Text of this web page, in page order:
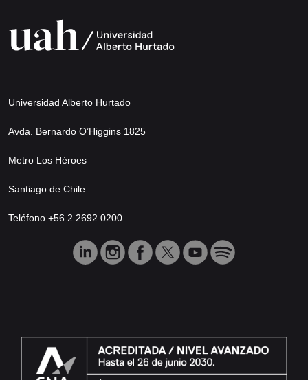
Universidad Alberto Hurtado
Avda. Bernardo O’Higgins 1825
Metro Los Héroes
Santiago de Chile
Teléfono +56 2 2692 0200